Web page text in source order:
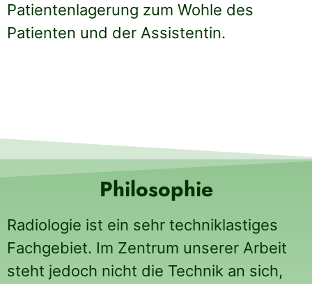
Patientenlagerung zum Wohle des
Patienten und der Assistentin.
Philosophie
Radiologie ist ein sehr techniklastiges
Fachgebiet. Im Zentrum unserer Arbeit
steht jedoch nicht die Technik an sich,